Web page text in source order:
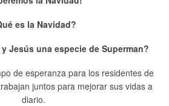
es la Navidad?
Jesús una especie de Superman?
de esperanza para los residentes de
juntos para mejorar sus vidas a
diario.